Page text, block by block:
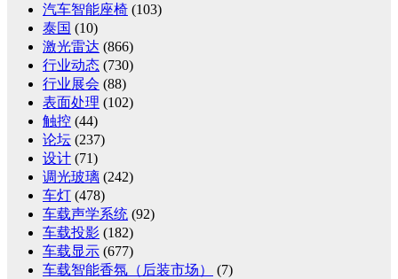
汽车智能座椅 (103)
泰国 (10)
激光雷达 (866)
行业动态 (730)
行业展会 (88)
表面处理 (102)
触控 (44)
论坛 (237)
设计 (71)
调光玻璃 (242)
车灯 (478)
车载声学系统 (92)
车载投影 (182)
车载显示 (677)
车载智能香氛（后装市场）
(7)